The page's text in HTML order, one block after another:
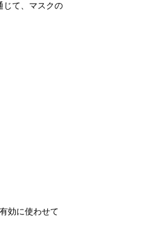
じて、マスクの
効に使わせて